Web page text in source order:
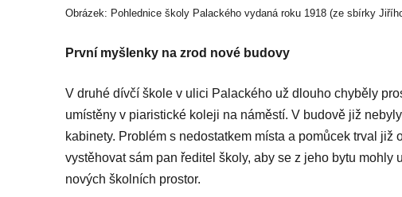
Obrázek: Pohlednice školy Palackého vydaná roku 1918 (ze sbírky
První myšlenky na zrod nové budovy
V druhé dívčí škole v ulici Palackého už dlouho chyběly
umístěny v piaristické koleji na náměstí. V budově již
kabinety. Problém s nedostatkem místa a pomůcek trval již
vystěhovat sám pan ředitel školy, aby se z jeho bytu
nových školních prostor.